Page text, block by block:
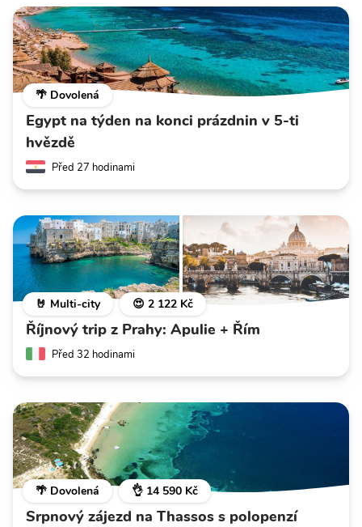
🌴 Dovolená
Egypt na týden na konci prázdnin v 5-ti
hvězdě
Před 27 hodinami
🤘 Multi-city 😍 2 122 Kč
Říjnový trip z Prahy: Apulie + Řím
Před 32 hodinami
🌴 Dovolená 👌 14 590 Kč
Srpnový zájezd na Thassos s polopenzí